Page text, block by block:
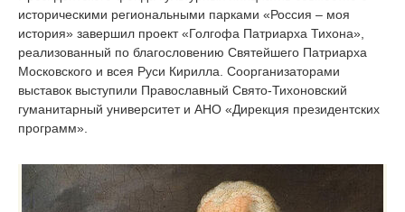
историческими региональными парками «Россия – моя
история» завершил проект «Голгофа Патриарха Тихона»,
реализованный по благословению Святейшего Патриарха
Московского и всея Руси Кирилла. Соорганизаторами
выставок выступили Православный Свято-Тихоновский
гуманитарный университет и АНО «Дирекция президентских
программ».